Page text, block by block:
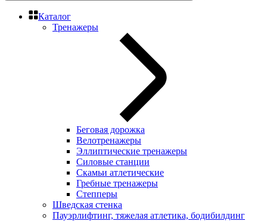
Каталог
Тренажеры
Беговая дорожка
Велотренажеры
Эллиптические тренажеры
Силовые станции
Скамьи атлетические
Гребные тренажеры
Степперы
Шведская стенка
Пауэрлифтинг, тяжелая атлетика, бодибилдинг